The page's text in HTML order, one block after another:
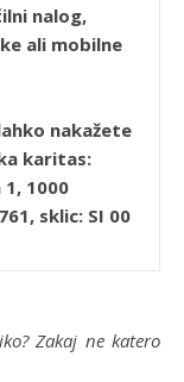
nalog,
ali mobilne
nakažete
karitas:
1000
sklic: SI 00
Zakaj ne katero